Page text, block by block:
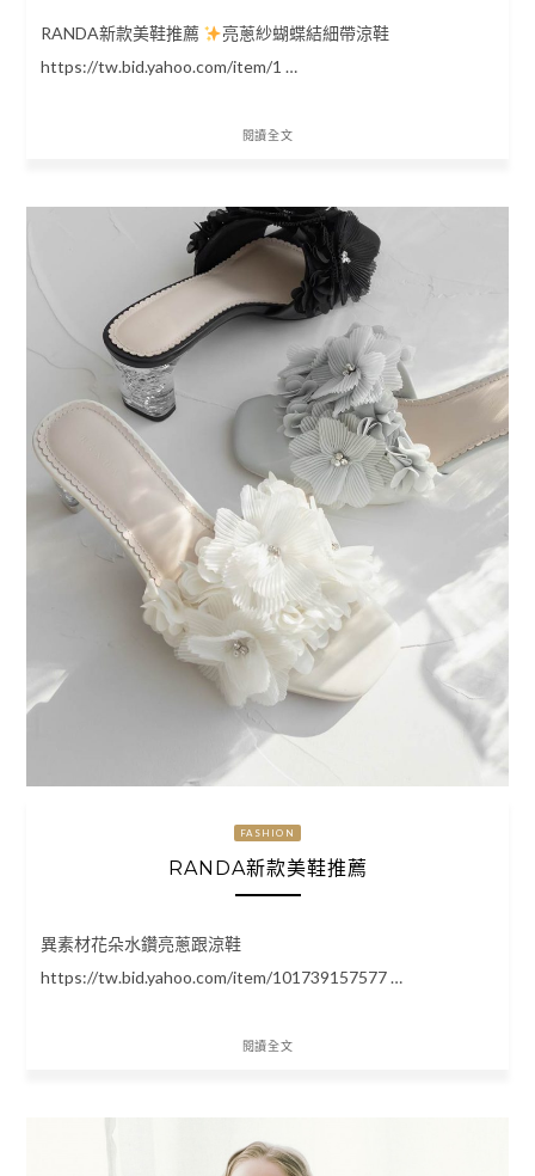
RANDA新款美鞋推薦
亮蔥紗蝴蝶結細帶涼鞋
https://tw.bid.yahoo.com/item/1 …
閱讀全文
FASHION
RANDA新款美鞋推薦
異素材花朵水鑽亮蔥跟涼鞋
https://tw.bid.yahoo.com/item/101739157577 …
閱讀全文